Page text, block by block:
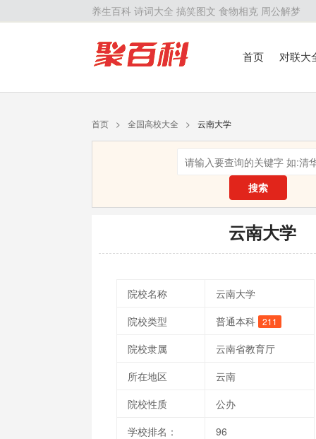
养生百科 诗词大全 搞笑图文 食物相克 周公解梦
首页
对联大
首页 > 全国高校大全 > 云南大学
搜索
云南大学
院校名称
云南大学
院校类型
普通本科 211
院校隶属
云南省教育厅
所在地区
云南
院校性质
公办
学校排名：
96